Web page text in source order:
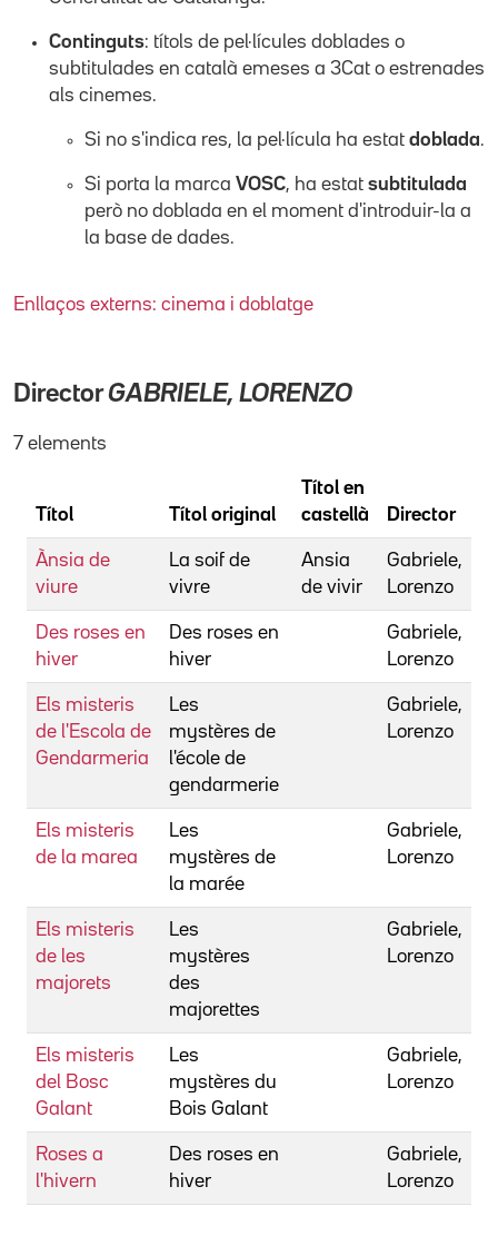
Continguts: títols de pel·lícules doblades o
subtitulades en català emeses a 3Cat o estrenades
als cinemes.
Si no s'indica res, la pel·lícula ha estat doblada.
Si porta la marca VOSC, ha estat subtitulada
però no doblada en el moment d'introduir-la a
la base de dades.
Enllaços externs: cinema i doblatge
DirectorGABRIELE, LORENZO
7 elements
Títol Títol original
Títol en
castellà
Director
Ànsia de
viure
La soif de
vivre
Ansia
de vivir
Gabriele,
Lorenzo
Des roses en
hiver
Des roses en
hiver
Gabriele,
Lorenzo
Els misteris
de l'Escola de
Gendarmeria
Les
mystères de
l'école de
gendarmerie
Gabriele,
Lorenzo
Els misteris
de la marea
Les
mystères de
la marée
Gabriele,
Lorenzo
Els misteris
de les
majorets
Les
mystères
des
majorettes
Gabriele,
Lorenzo
Els misteris
del Bosc
Galant
Les
mystères du
Bois Galant
Gabriele,
Lorenzo
Roses a
l'hivern
Des roses en
hiver
Gabriele,
Lorenzo